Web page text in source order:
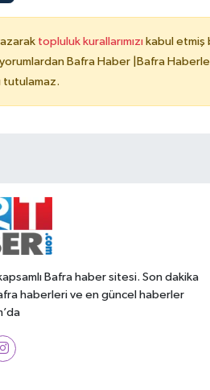
topluluk kurallarımızı kabul etmiş
yorumlardan Bafra Haber |Bafra
tutulamaz.
Bafra haber sitesi. Son dakika
haberleri ve en güncel haberler